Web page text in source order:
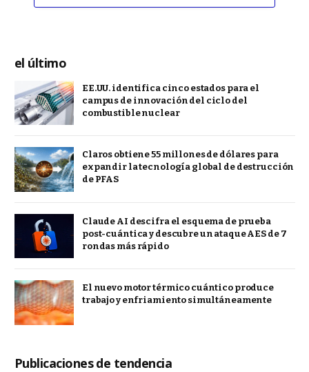
el último
EE.UU. identifica cinco estados para el
campus de innovación del ciclo del
combustible nuclear
Claros obtiene 55 millones de dólares para
expandir la tecnología global de destrucción
de PFAS
Claude AI descifra el esquema de prueba
post-cuántica y descubre un ataque AES de 7
rondas más rápido
El nuevo motor térmico cuántico produce
trabajo y enfriamiento simultáneamente
Publicaciones de tendencia